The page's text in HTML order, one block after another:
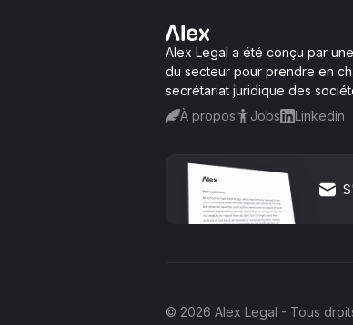
Alex Legal a été conçu par
du secteur pour prendre en
secrétariat juridique des
À propos
Jobs Linkedin
© 2026 Alex Legal - Tous